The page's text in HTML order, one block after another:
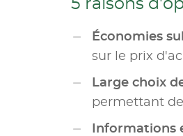
5 raisons
Économies
sur le prix
Large choix
permettant
Informations